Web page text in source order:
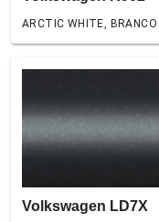
ARCTIC WHITE, BRANCO
Volkswagen LD7X